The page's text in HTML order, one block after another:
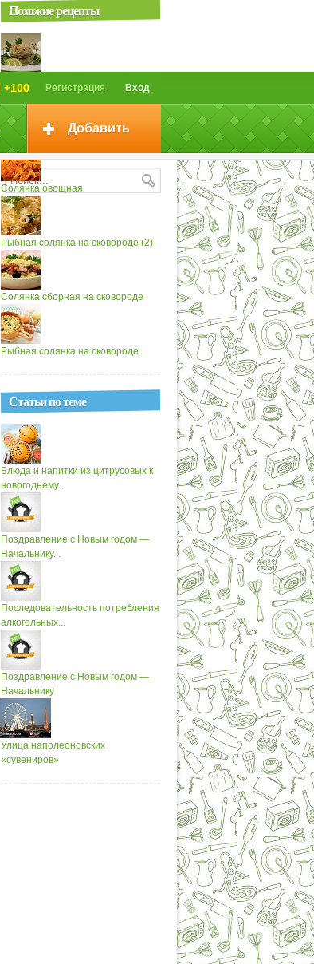
Вход
Регистрация
+100
Добавить
Похожие рецепты
Солянка овощная (2)
Солянка овощная
Рыбная солянка на сковороде (2)
Солянка сборная на сковороде
Рыбная солянка на сковороде
Статьи по теме
Блюда и напитки из цитрусовых к
новогоднему...
Поздравление с Новым годом —
Начальнику...
Последовательность потребления
алкогольных...
Поздравление с Новым годом —
Начальнику
Улица наполеоновских
«сувениров»